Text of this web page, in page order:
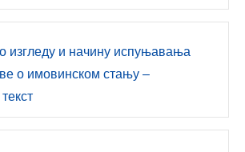
изгледу и начину испуњавања
о имовинском стању –